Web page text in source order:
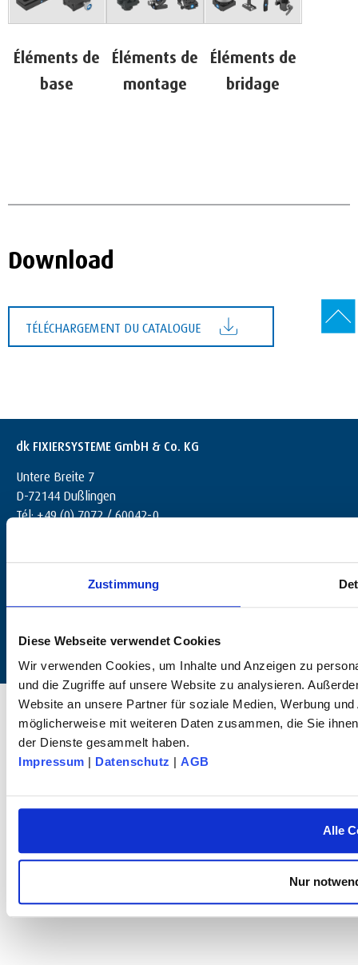
Zustimmung
Diese Webseite verwendet Cookies
Wir verwenden Cookies, um Inhalte und Anzeigen zu
und die Zugriffe auf unsere Website zu analysieren.
Website an unsere Partner für soziale Medien, Werbung
möglicherweise mit weiteren Daten zusammen, die Sie
der Dienste gesammelt haben.
Impressum | Datenschutz | AGB
Alle
Nur
Éléments de
base
Éléments de
montage
Éléments de
bridage
Download
TÉLÉCHARGEMENT DU CATALOGUE
dk FIXIERSYSTEME GmbH & Co. KG
Untere Breite 7
D-72144 Dußlingen
Tél: +49 (0) 7072 / 60042-0
© 2025 dk FIXIERSYSTEME GmbH & Co. KG – Tous droits réservés.